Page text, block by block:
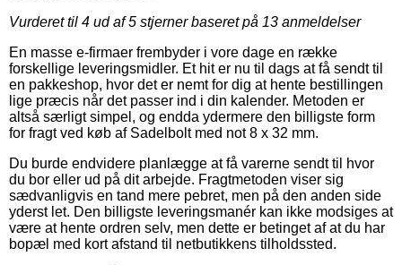
Vurderet til 4 ud af 5 stjerner baseret på 13 anmeldelser
En masse e-firmaer frembyder i vore dage en række
forskellige leveringsmidler. Et hit er nu til dags at få sendt til
en pakkeshop, hvor det er nemt for dig at hente bestillingen
lige præcis når det passer ind i din kalender. Metoden er
altså særligt simpel, og endda ydermere den billigste form
for fragt ved køb af Sadelbolt med not 8 x 32 mm.
Du burde endvidere planlægge at få varerne sendt til hvor
du bor eller ud på dit arbejde. Fragtmetoden viser sig
sædvanligvis en tand mere pebret, men på den anden side
yderst let. Den billigste leveringsmanér kan ikke modsiges at
være at hente ordren selv, men dette er betinget af at du har
bopæl med kort afstand til netbutikkens tilholdssted.